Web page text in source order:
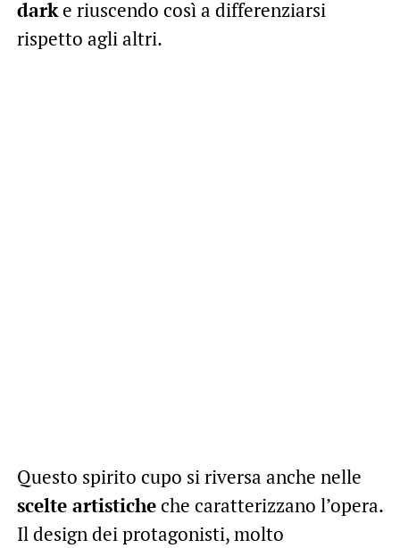
darke riuscendo così a differenziarsi
rispetto agli altri.
Questo spirito cupo si riversa anche nelle
scelte artisticheche caratterizzano l’opera.
Il design dei protagonisti, molto